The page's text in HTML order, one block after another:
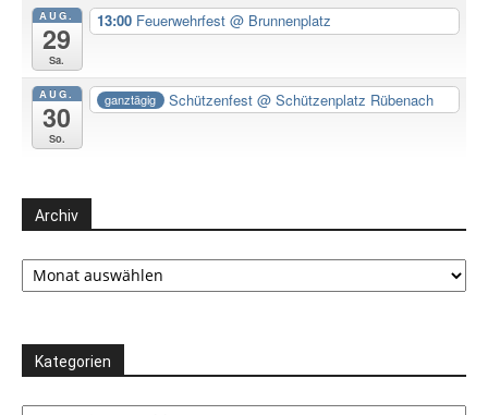
AUG.
29
Sa.
13:00 Feuerwehrfest @ Brunnenplatz
AUG.
30
So.
ganztägig Schützenfest@ Schützenplatz Rübenach
Archiv
Archiv
Kategorien
Kategorien